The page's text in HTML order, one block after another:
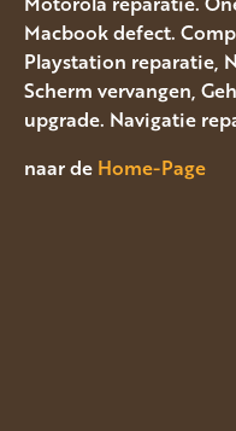
Macbook defect.
Playstation reparatie,
Scherm vervangen,
upgrade. Navigatie
naar de Home-Page